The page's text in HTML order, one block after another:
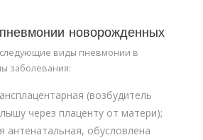
новорожденных
виды пневмонии в
заболевания:
(возбудитель
через плаценту от матери);
антенатальная, обусловлена